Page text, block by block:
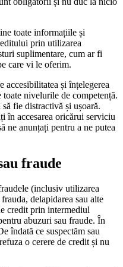
toate informațiile și
prin utilizarea
suplimentare, cum ar fi
care vi le oferim.
accesibilitatea și înțelegerea
nivelurile de competență.
fie distractivă și ușoară.
în accesarea oricărui serviciu
ne anunțați pentru a ne putea
fraude
(inclusiv utilizarea
​​delapidarea sau alte
credit prin intermediul
abuzuri sau fraude. În
îndată ce suspectăm sau
o cerere de credit și nu